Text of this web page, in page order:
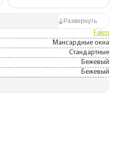
Fakro
Мансардные окна
Стандартные
Бежевый
Бежевый